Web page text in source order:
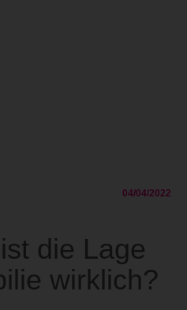
04/04/2022
die Lage
wirklich?